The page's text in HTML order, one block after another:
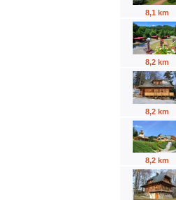
8,1 km
8,2 km
8,2 km
8,2 km